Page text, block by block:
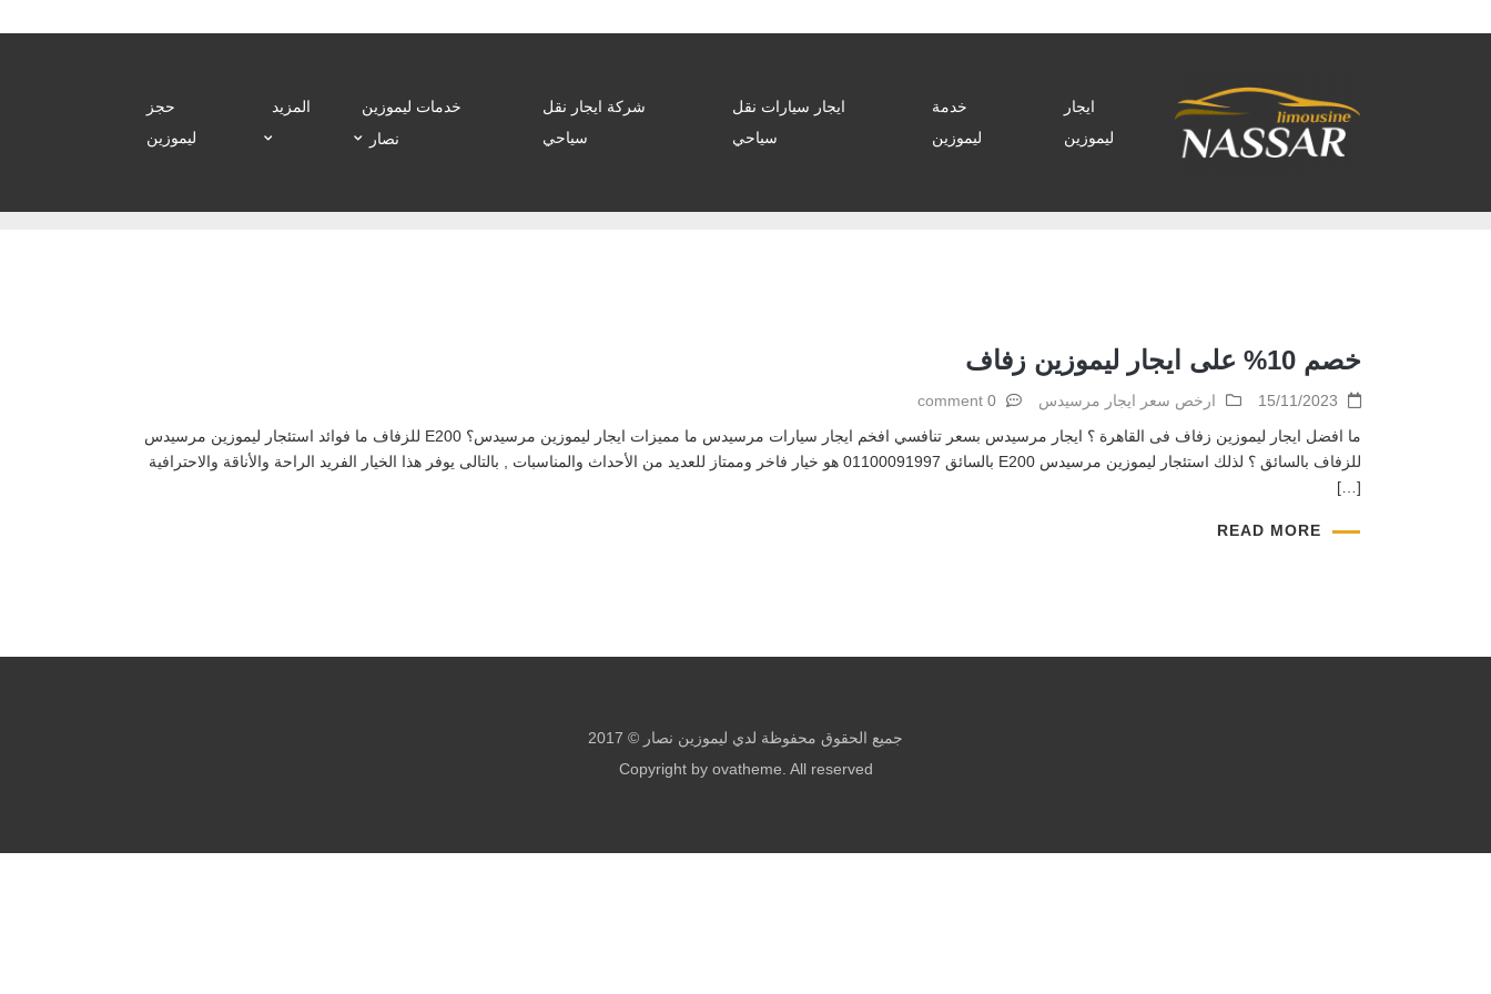
ايجار
ليموزين
خدمة
ليموزين
ايجار سيارات نقل
سياحي
شركة ايجار نقل
سياحي
خدمات ليموزين
نصار
المزيد
حجز
ليموزين
خصم 10% على ايجار ليموزين زفاف
15/11/2023 ارخص سعر ايجار مرسيدس
0 comment
ما افضل ايجار ليموزين زفاف فى القاهرة ؟ ايجار مرسيدس بسعر تنافسي افخم ايجار سيارات مرسيدس ما مميزات ايجار ليموزين مرسيدس؟ E200 للزفاف ما فوائد استئجار ليموزين مرسيدس
للزفاف بالسائق ؟ لذلك استئجار ليموزين مرسيدس E200 بالسائق 01100091997 هو خيار فاخر وممتاز للعديد من الأحداث والمناسبات , بالتالى يوفر هذا الخيار الفريد الراحة والأناقة والاحترافية
[…]
READ MORE
جميع الحقوق محفوظة لدي ليموزين نصار © 2017
Copyright by ovatheme. All reserved